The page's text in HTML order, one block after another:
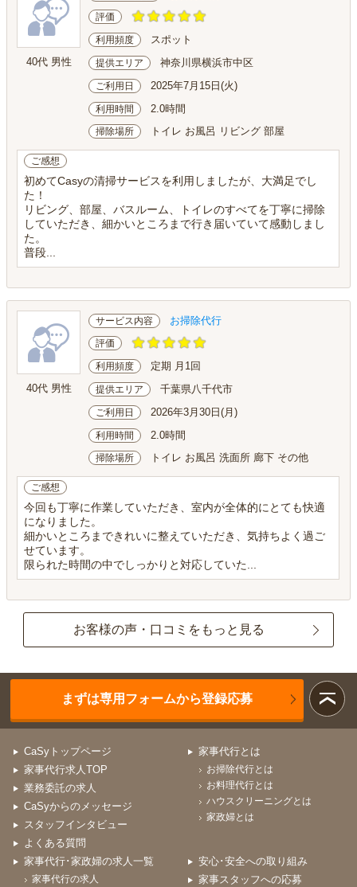
40代 男性
評価
利用頻度 スポット
提供エリア 神奈川県横浜市中区
ご利用日 2025年7月15日(火)
利用時間 2.0時間
掃除場所 トイレ お風呂 リビング 部屋
ご感想
初めてCasyの清掃サービスを利用しましたが、大満足でし
た！
リビング、部屋、バスルーム、トイレのすべてを丁寧に掃除
していただき、細かいところまで行き届いていて感動しまし
た。
普段...
40代 男性
サービス内容 お掃除代行
評価
利用頻度 定期 月1回
提供エリア 千葉県八千代市
ご利用日 2026年3月30日(月)
利用時間 2.0時間
掃除場所 トイレ お風呂 洗面所 廊下 その他
ご感想
今回も丁寧に作業していただき、室内が全体的にとても快適
になりました。
細かいところまできれいに整えていただき、気持ちよく過ご
せています。
限られた時間の中でしっかりと対応していた...
お客様の声・口コミをもっと見る
まずは専用フォームから登録応募
CaSyトップページ
家事代行求人TOP
業務委託の求人
CaSyからのメッセージ
スタッフインタビュー
よくある質問
家事代行とは
お掃除代行とは
お料理代行とは
ハウスクリーニングとは
家政婦とは
家事代行･家政婦の求人一覧
家事代行の求人
安心･安全への取り組み
家事スタッフへの応募